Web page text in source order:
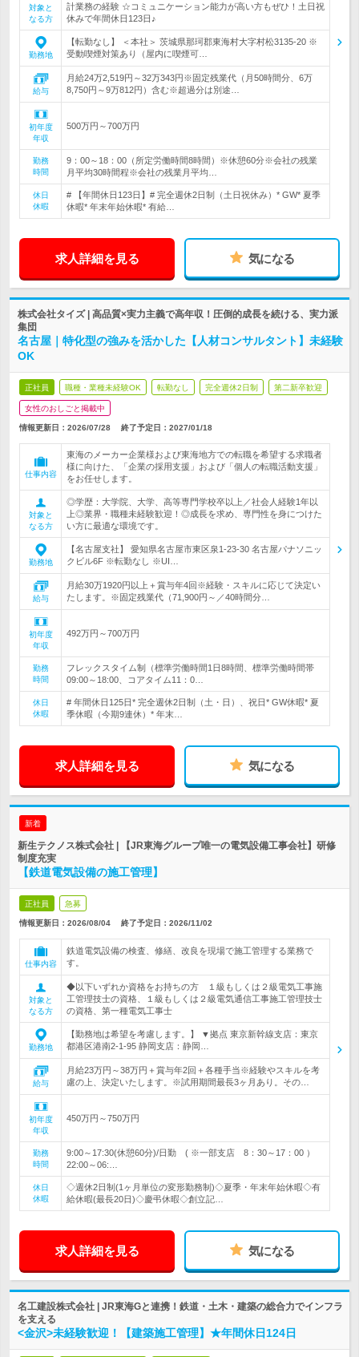
対象と
なる方
計業務の経験 ☆コミュニケーション能力が高い方もぜひ！土日祝
休みで年間休日123日♪
勤務地
【転勤なし】 ＜本社＞ 茨城県那珂郡東海村大字村松3135-20 ※
受動喫煙対策あり（屋内に喫煙可…
給与
月給24万2,519円～32万343円※固定残業代（月50時間分、6万
8,750円～9万812円）含む※超過分は別途…
初年度
年収
500万円～700万円
勤務
時間
9：00～18：00（所定労働時間8時間）※休憩60分※会社の残業
月平均30時間程※会社の残業月平均…
休日
休暇
# 【年間休日123日】# 完全週休2日制（土日祝休み）* GW* 夏季
休暇* 年末年始休暇* 有給…
求人詳細を見る 気になる
株式会社タイズ | 高品質×実力主義で高年収！圧倒的成長を続ける、実力派
集団
名古屋｜特化型の強みを活かした【人材コンサルタント】未経験
OK
正社員 職種・業種未経験OK 転勤なし 完全週休2日制 第二新卒歓迎
女性のおしごと掲載中
情報更新日：2026/07/28 終了予定日： 2027/01/18
仕事内容
東海のメーカー企業様および東海地方での転職を希望する求職者
様に向けた、「企業の採用支援」および「個人の転職活動支援」
をお任せします。
対象と
なる方
◎学歴：大学院、大学、高等専門学校卒以上／社会人経験1年以
上◎業界・職種未経験歓迎！◎成長を求め、専門性を身につけた
い方に最適な環境です。
勤務地
【名古屋支社】 愛知県名古屋市東区泉1-23-30 名古屋パナソニッ
クビル6F ※転勤なし ※UI…
給与
月給30万1920円以上＋賞与年4回※経験・スキルに応じて決定い
たします。※固定残業代（71,900円～／40時間分…
初年度
年収
492万円～700万円
勤務
時間
フレックスタイム制（標準労働時間1日8時間、標準労働時間帯
09:00～18:00、コアタイム11：0…
休日
休暇
# 年間休日125日* 完全週休2日制（土・日）、祝日* GW休暇* 夏
季休暇（今期9連休）* 年末…
求人詳細を見る 気になる
新着
新生テクノス株式会社 | 【JR東海グループ唯一の電気設備工事会社】研修
制度充実
【鉄道電気設備の施工管理】
正社員 急募
情報更新日：2026/08/04 終了予定日： 2026/11/02
仕事内容
鉄道電気設備の検査、修繕、改良を現場で施工管理する業務で
す。
対象と
なる方
◆以下いずれか資格をお持ちの方 １級もしくは２級電気工事施
工管理技士の資格、１級もしくは２級電気通信工事施工管理技士
の資格、第一種電気工事士
勤務地
【勤務地は希望を考慮します。】 ▼拠点 東京新幹線支店：東京
都港区港南2-1-95 静岡支店：静岡…
給与
月給23万円～38万円＋賞与年2回＋各種手当※経験やスキルを考
慮の上、決定いたします。※試用期間最長3ヶ月あり。その…
初年度
年収
450万円～750万円
勤務
時間
9:00～17:30(休憩60分)/日勤 ( ※一部支店 8：30～17：00 ）
22:00～06:…
休日
休暇
◇週休2日制(1ヶ月単位の変形勤務制)◇夏季・年末年始休暇◇有
給休暇(最長20日)◇慶弔休暇◇創立記…
求人詳細を見る 気になる
名工建設株式会社 | JR東海Gと連携！鉄道・土木・建築の総合力でインフラ
を支える
<金沢>未経験歓迎！【建築施工管理】★年間休日124日